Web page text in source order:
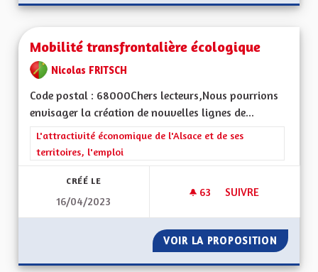
Mobilité transfrontalière écologique
Nicolas FRITSCH
Code postal : 68000Chers lecteurs,Nous pourrions
envisager la création de nouvelles lignes de...
Filtrer les résultats de la catégorie : L'attractivité
L'attractivité économique de l'Alsace et de ses
territoires, l'emploi
CRÉÉ LE
16/04/2023
63 63 ABONNÉS
SUIVRE
VOIR LA PROPOSITION